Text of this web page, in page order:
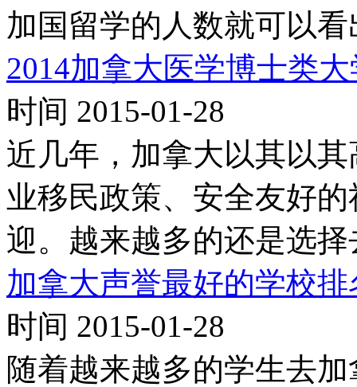
加国留学的人数就可以
2014加拿大医学博士类
时间 2015-01-28
近几年，加拿大以其以
业移民政策、安全友好
迎。越来越多的还是选
加拿大声誉最好的学校排
时间 2015-01-28
随着越来越多的学生去